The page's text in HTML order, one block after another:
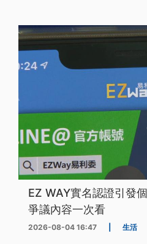
EZ WAY實名認證引發
爭議內容一次看
2026-08-04 16:47 生活